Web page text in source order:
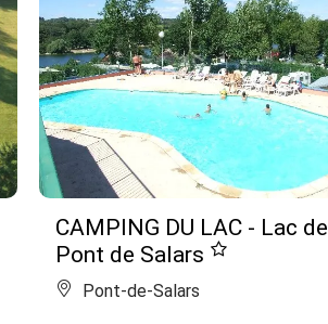
CAMPING DU LAC - Lac de
Pont de Salars
Pont-de-Salars